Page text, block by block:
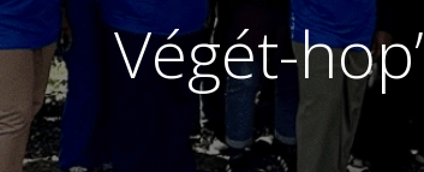
Végét-hop’